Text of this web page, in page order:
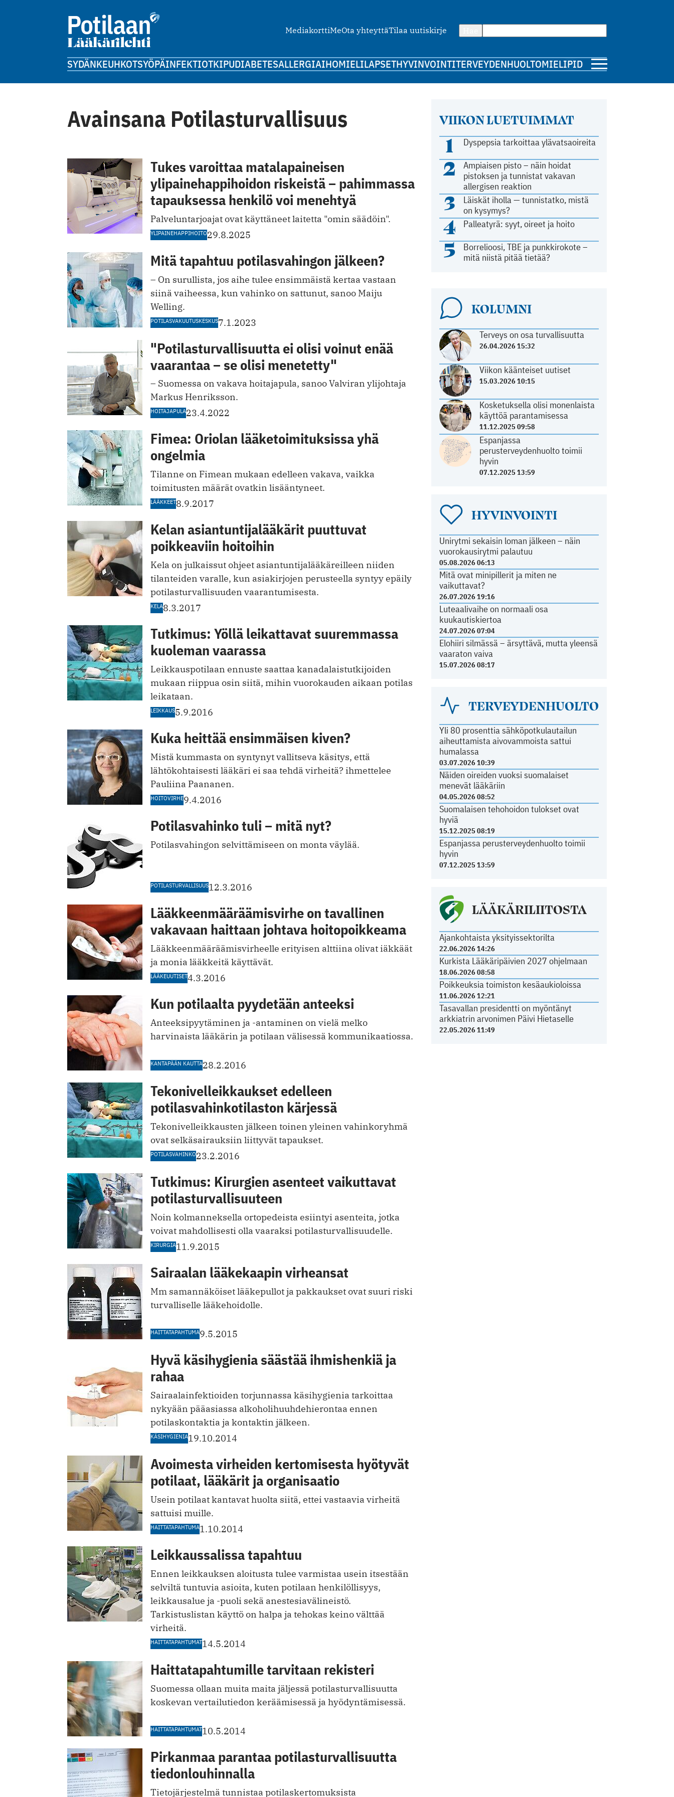
MediakorttiMeOta yhteyttäTilaa uutiskirje
SYDÄNKEUHKOTSYÖPÄINFEKTIOTKIPUDIABETESALLERGIAIHOMIELILAPSETHYVINVOINTITERVEYDENHUOLTOMIELIPIDE
Avainsana Potilasturvallisuus
Tukes varoittaa matalapaineisen
ylipainehappihoidon riskeistä – pahimmassa
tapauksessa henkilö voi menehtyä
Palveluntarjoajat ovat käyttäneet laitetta "omin säädöin".
YLIPAINEHAPPIHOITO29.8.2025
Mitä tapahtuu potilasvahingon jälkeen?
– On surullista, jos aihe tulee ensimmäistä kertaa vastaan
siinä vaiheessa, kun vahinko on sattunut, sanoo Maiju
Welling.
POTILASVAKUUTUSKESKUS7.1.2023
"Potilasturvallisuutta ei olisi voinut enää
vaarantaa – se olisi menetetty"
– Suomessa on vakava hoitajapula, sanoo Valviran ylijohtaja
Markus Henriksson.
HOITAJAPULA23.4.2022
Fimea: Oriolan lääketoimituksissa yhä
ongelmia
Tilanne on Fimean mukaan edelleen vakava, vaikka
toimitusten määrät ovatkin lisääntyneet.
LÄÄKKEET8.9.2017
Kelan asiantuntijalääkärit puuttuvat
poikkeaviin hoitoihin
Kela on julkaissut ohjeet asiantuntijalääkäreilleen niiden
tilanteiden varalle, kun asiakirjojen perusteella syntyy epäily
potilasturvallisuuden vaarantumisesta.
KELA8.3.2017
Tutkimus: Yöllä leikattavat suuremmassa
kuoleman vaarassa
Leikkauspotilaan ennuste saattaa kanadalaistutkijoiden
mukaan riippua osin siitä, mihin vuorokauden aikaan potilas
leikataan.
LEIKKAUS5.9.2016
Kuka heittää ensimmäisen kiven?
Mistä kummasta on syntynyt vallitseva käsitys, että
lähtökohtaisesti lääkäri ei saa tehdä virheitä? ihmettelee
Pauliina Paananen.
HOITOVIRHE9.4.2016
Potilasvahinko tuli – mitä nyt?
Potilasvahingon selvittämiseen on monta väylää.
POTILASTURVALLISUUS12.3.2016
Lääkkeenmääräämisvirhe on tavallinen
vakavaan haittaan johtava hoitopoikkeama
Lääkkeenmääräämisvirheelle erityisen alttiina olivat iäkkäät
ja monia lääkkeitä käyttävät.
LÄÄKEUUTISET4.3.2016
Kun potilaalta pyydetään anteeksi
Anteeksipyytäminen ja -antaminen on vielä melko
harvinaista lääkärin ja potilaan välisessä ­kommunikaatiossa.
KANTAPÄÄN KAUTTA28.2.2016
Tekonivelleikkaukset edelleen
potilasvahinkotilaston kärjessä
Tekonivelleikkausten jälkeen toinen yleinen vahinkoryhmä
ovat selkäsairauksiin liittyvät tapaukset.
POTILASVAHINKO23.2.2016
Tutkimus: Kirurgien asenteet vaikuttavat
potilasturvallisuuteen
Noin kolmanneksella ortopedeista esiintyi asenteita, jotka
voivat mahdollisesti olla vaaraksi potilasturvallisuudelle.
KIRURGIA11.9.2015
Sairaalan lääkekaapin virheansat
Mm samannäköiset lääkepullot ja pakkaukset ovat suuri riski
turvalliselle lääkehoidolle.
HAITTATAPAHTUMA9.5.2015
Hyvä käsihygienia säästää ihmishenkiä ja
rahaa
Sairaalainfektioiden torjunnassa käsihygienia tarkoittaa
nykyään pääasiassa alkoholihuuhdehierontaa ennen
potilaskontaktia ja kontaktin jälkeen.
KÄSIHYGIENIA19.10.2014
Avoimesta virheiden kertomisesta hyötyvät
potilaat, lääkärit ja organisaatio
Usein potilaat kantavat huolta siitä, ettei vastaavia virheitä
sattuisi muille.
HAITTATAPAHTUMA1.10.2014
Leikkaussalissa tapahtuu
Ennen leikkauksen aloitusta tulee varmistaa usein itsestään
selviltä tuntuvia asioita, kuten potilaan henkilöllisyys,
leikkausalue ja -puoli sekä anestesiavälineistö.
Tarkistuslistan käyttö on halpa ja tehokas keino välttää
virheitä.
HAITTATAPAHTUMAT14.5.2014
Haittatapahtumille tarvitaan rekisteri
Suomessa ollaan muita maita jäljessä potilasturvallisuutta
koskevan vertailutiedon keräämisessä ja hyödyntämisessä.
HAITTATAPAHTUMAT10.5.2014
Pirkanmaa parantaa potilasturvallisuutta
tiedonlouhinnalla
Tietojärjestelmä tunnistaa potilaskertomuksista
VIIKON LUETUIMMAT
1 Dyspepsia tarkoittaa ylävatsaoireita
2
Ampiaisen pisto – näin hoidat
pistoksen ja tunnistat vakavan
allergisen reaktion
3
Läiskät iholla — tunnistatko, mistä
on kysymys?
4 Palleatyrä: syyt, oireet ja hoito
5
Borrelioosi, TBE ja punkkirokote –
mitä niistä pitää tietää?
KOLUMNI
Terveys on osa turvallisuutta
26.04.2026 15:32
Viikon käänteiset uutiset
15.03.2026 10:15
Kosketuksella olisi monenlaista
käyttöä parantamisessa
11.12.2025 09:58
Espanjassa
perusterveydenhuolto toimii
hyvin
07.12.2025 13:59
HYVINVOINTI
Unirytmi sekaisin loman jälkeen – näin
vuorokausirytmi palautuu
05.08.2026 06:13
Mitä ovat minipillerit ja miten ne
vaikuttavat?
26.07.2026 19:16
Luteaalivaihe on normaali osa
kuukautiskiertoa
24.07.2026 07:04
Elohiiri silmässä – ärsyttävä, mutta yleensä
vaaraton vaiva
15.07.2026 08:17
TERVEYDENHUOLTO
Yli 80 prosenttia sähköpotkulautailun
aiheuttamista aivovammoista sattui
humalassa
03.07.2026 10:39
Näiden oireiden vuoksi suomalaiset
menevät lääkäriin
04.05.2026 08:52
Suomalaisen tehohoidon tulokset ovat
hyviä
15.12.2025 08:19
Espanjassa perusterveydenhuolto toimii
hyvin
07.12.2025 13:59
LÄÄKÄRILIITOSTA
Ajankohtaista yksityissektorilta
22.06.2026 14:26
Kurkista Lääkäripäivien 2027 ohjelmaan
18.06.2026 08:58
Poikkeuksia toimiston kesäaukioloissa
11.06.2026 12:21
Tasavallan presidentti on myöntänyt
arkkiatrin arvonimen Päivi Hietaselle
22.05.2026 11:49